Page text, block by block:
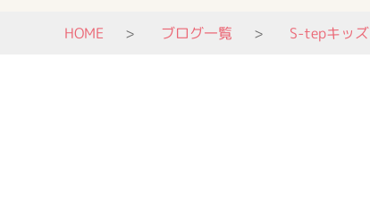
HOME ブログ一覧 S-tepキッズ